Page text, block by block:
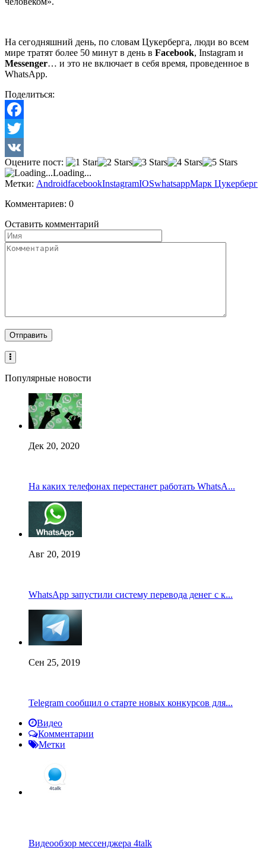
На сегодняшний день, по словам Цукерберга, люди во всем
мире тратят более 50 минут в день в Facebook, Instagram и
Messenger… и это не включает в себя время, проведенное в
WhatsApp.
Поделиться:
Facebook
Twitter
VK
Оцените пост:
Loading...
Метки: AndroidfacebookInstagramIOSwhatsappМарк Цукерберг
Комментариев: 0
Оставить комментарий
Популярные новости
Дек 20, 2020
На каких телефонах перестанет работать WhatsA...
Авг 20, 2019
WhatsApp запустили систему перевода денег с к...
Сен 25, 2019
Telegram сообщил о старте новых конкурсов для...
Видео
Комментарии
Метки
Видеообзор мессенджера 4talk